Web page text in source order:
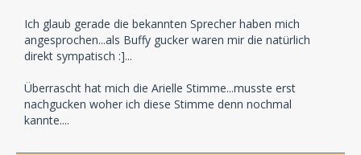
Ich glaub gerade die bekannten Sprecher haben mich
angesprochen...als Buffy gucker waren mir die natürlich
direkt sympatisch :]...
Überrascht hat mich die Arielle Stimme...musste erst
nachgucken woher ich diese Stimme denn nochmal
kannte....